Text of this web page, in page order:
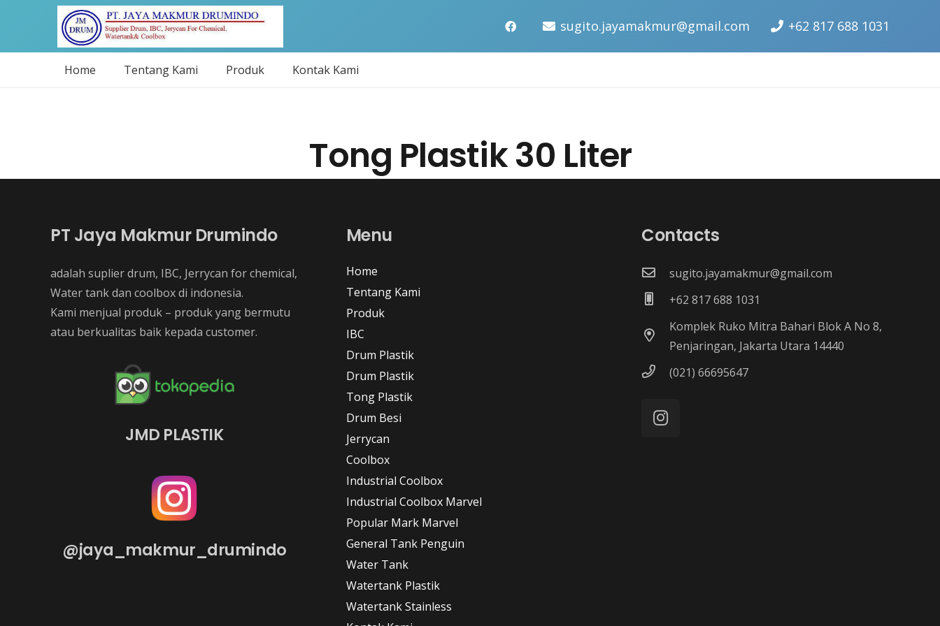
sugito.jayamakmur@gmail.com +62 817 688 1031
Home Tentang Kami Produk Kontak Kami
Tong Plastik 30 Liter
PT Jaya Makmur Drumindo
adalah suplier drum, IBC, Jerrycan for chemical,
Water tank dan coolbox di indonesia.
Kami menjual produk – produk yang bermutu
atau berkualitas baik kepada customer.
JMD PLASTIK
@jaya_makmur_drumindo
Menu
Home
Tentang Kami
Produk
IBC
Drum Plastik
Drum Plastik
Tong Plastik
Drum Besi
Jerrycan
Coolbox
Industrial Coolbox
Industrial Coolbox Marvel
Popular Mark Marvel
General Tank Penguin
Water Tank
Watertank Plastik
Watertank Stainless
Contacts
sugito.jayamakmur@gmail.com
+62 817 688 1031
Komplek Ruko Mitra Bahari Blok A No 8,
Penjaringan, Jakarta Utara 14440
(021) 66695647